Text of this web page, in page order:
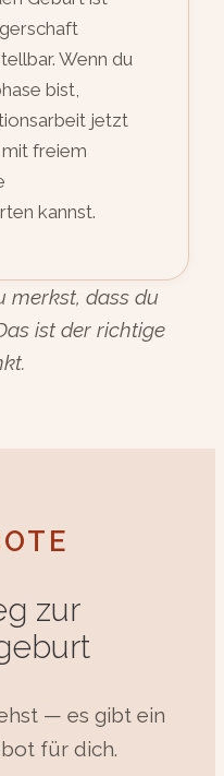
Wenn du
bist,
jetzt
freiem
kannst.
merkst, dass du
ist der richtige
zur
— es gibt ein
für dich.